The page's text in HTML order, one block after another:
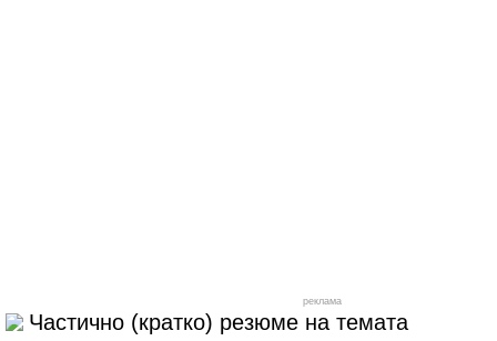
реклама
Частично (кратко) резюме на темата